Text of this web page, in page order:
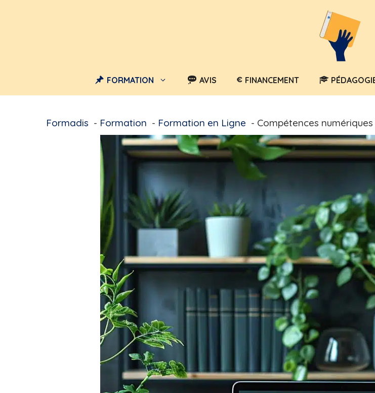
FORMATION AVIS FINANCEMENT
Formadis Formation Formation en Ligne Compétences